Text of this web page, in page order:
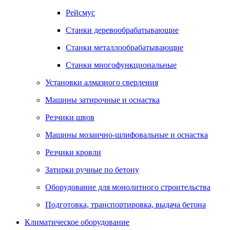
Рейсмус
Станки деревообрабатывающие
Станки металлообрабатывающие
Станки многофункциональные
Установки алмазного сверления
Машины затирочные и оснастка
Резчики швов
Машины мозаично-шлифовальные и оснастка
Резчики кровли
Затирки ручные по бетону
Оборудование для монолитного строительства
Подготовка, транспортировка, выдача бетона
Климатическое оборудование